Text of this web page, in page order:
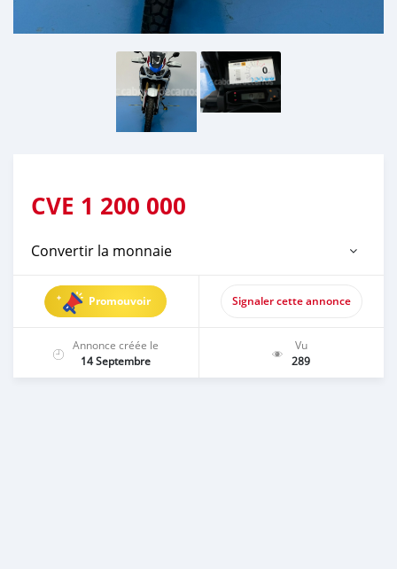
CVE 1 200 000
Convertir la monnaie
Promouvoir Signaler cette annonce
Annonce créée le
14 Septembre
Vu
289